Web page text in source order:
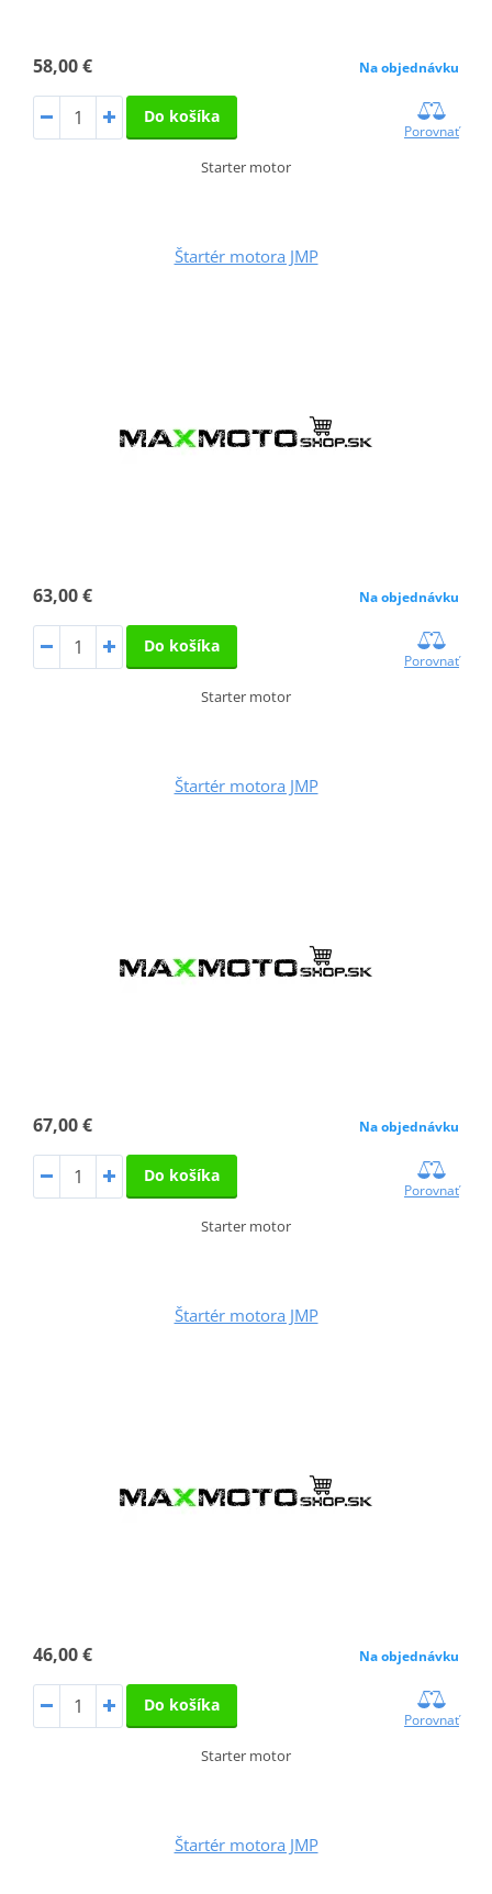
58,00 € Na objednávku
Do košíka
Porovnať
Starter motor
Štartér motora JMP
63,00 € Na objednávku
Do košíka
Porovnať
Starter motor
Štartér motora JMP
67,00 € Na objednávku
Do košíka
Porovnať
Starter motor
Štartér motora JMP
46,00 € Na objednávku
Do košíka
Porovnať
Starter motor
Štartér motora JMP